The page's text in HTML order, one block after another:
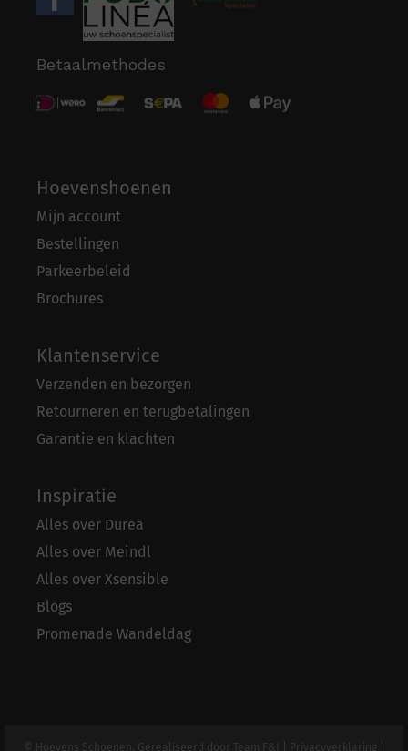
Betaalmethodes
Hoevenshoenen
Mijn account
Bestellingen
Parkeerbeleid
Brochures
Klantenservice
Verzenden en bezorgen
Retourneren en terugbetalingen
Garantie en klachten
Inspiratie
Alles over Durea
Alles over Meindl
Alles over Xsensible
Blogs
Promenade Wandeldag
© Hoevens Schoenen. Gerealiseerd door Team F&J Privacyverklaring